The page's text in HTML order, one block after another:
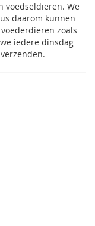
voedseldieren. We
daarom kunnen
zoals
iedere dinsdag